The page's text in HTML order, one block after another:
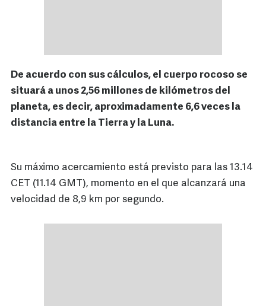
De acuerdo con sus cálculos, el cuerpo rocoso se
situará a unos 2,56 millones de kilómetros del
planeta, es decir, aproximadamente 6,6 veces la
distancia entre la Tierra y la Luna.
Su máximo acercamiento está previsto para las 13.14
CET (11.14 GMT), momento en el que alcanzará una
velocidad de 8,9 km por segundo.